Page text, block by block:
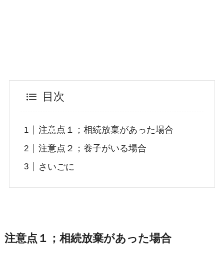
目次
注意点１；相続放棄があった場合
注意点２；養子がいる場合
さいごに
注意点１；相続放棄があった場合